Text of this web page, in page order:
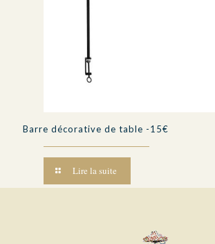
Barre décorative de table -15€
Lire la suite